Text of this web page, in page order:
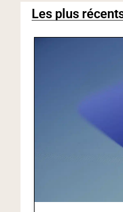
Les plus